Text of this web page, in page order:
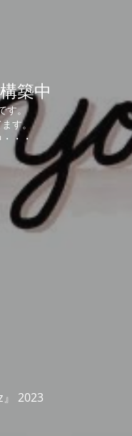
築中
す。
す。
・・
2023